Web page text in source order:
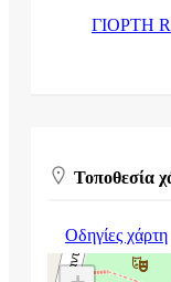
ΓΙΟΡΤΗ
Τοποθεσία
Οδηγίες χάρτη